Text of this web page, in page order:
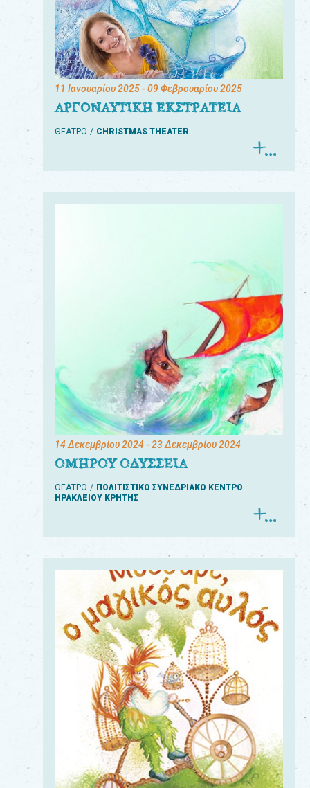
11 Ιανουαρίου 2025- 09 Φεβρουαρίου 2025
ΑΡΓΟΝΑΥΤΙΚΗ ΕΚΣΤΡΑΤΕΙΑ
ΘΕΑΤΡΟ CHRISTMAS THEATER
14 Δεκεμβρίου 2024- 23 Δεκεμβρίου 2024
ΟΜΗΡΟΥ ΟΔΥΣΣΕΙΑ
ΘΕΑΤΡΟ
ΠΟΛΙΤΙΣΤΙΚΟ ΣΥΝΕΔΡΙΑΚΟ ΚΕΝΤΡΟ
ΗΡΑΚΛΕΙΟΥ ΚΡΗΤΗΣ